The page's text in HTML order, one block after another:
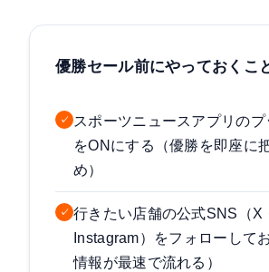
優勝セール前にやっておくこ
✓
スポーツニュースアプリのプ
をONにする（優勝を即座に
め）
✓ 行きたい店舗の公式SNS（X
Instagram）をフォローして
情報が最速で流れる）